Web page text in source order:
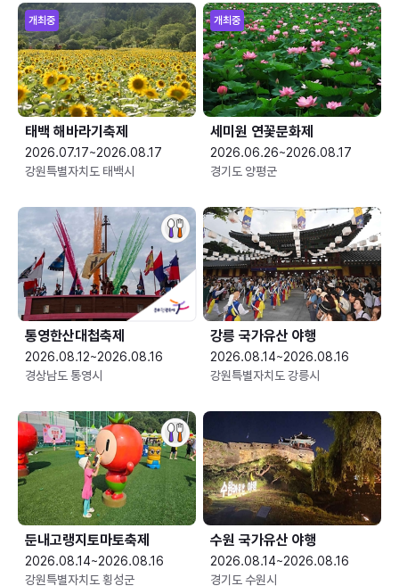
개최중
태백 해바라기축제
2026.07.17~2026.08.17
강원특별자치도 태백시
개최중
세미원 연꽃문화제
2026.06.26~2026.08.17
경기도 양평군
통영한산대첩축제
2026.08.12~2026.08.16
경상남도 통영시
강릉 국가유산 야행
2026.08.14~2026.08.16
강원특별자치도 강릉시
둔내고랭지토마토축제
2026.08.14~2026.08.16
강원특별자치도 횡성군
수원 국가유산 야행
2026.08.14~2026.08.16
경기도 수원시